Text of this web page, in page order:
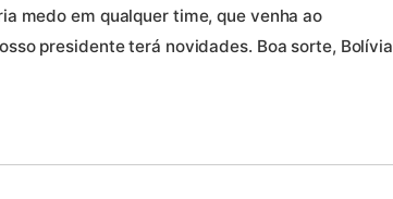
medo em qualquer time, que venha ao
presidente terá novidades. Boa sorte, Bolívia